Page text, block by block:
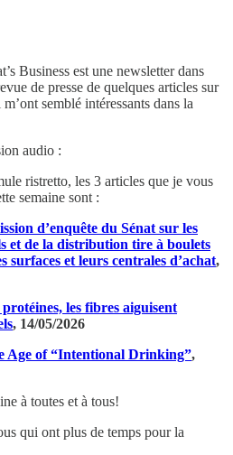
Business est une newsletter dans
de presse de quelques articles sur
semblé intéressants dans la
audio :
ristretto, les 3 articles que je vous
semaine sont :
d’enquête du Sénat sur les
et de la distribution tire à boulets
surfaces et leurs centrales d’achat,
les fibres aiguisent
, 14/05/2026
Age of “Intentional Drinking”,
à toutes et à tous!
qui ont plus de temps pour la